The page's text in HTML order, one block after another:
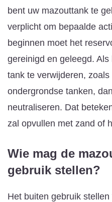
bent uw mazouttank te
verplicht om bepaalde
beginnen moet het
gereinigd en geleegd.
tank te verwijderen,
ondergrondse tanken,
neutraliseren. Dat
zal opvullen met zand of
Wie mag de
gebruik stellen?
Het buiten gebruik